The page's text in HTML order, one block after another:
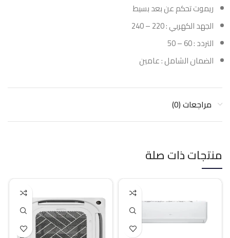
ريموت تحكم عن بعد بسيط
الجهد الكهربي : 220 – 240
التردد : 60 – 50
الضمان الشامل : عامين
مراجعات (0)
منتجات ذات صلة